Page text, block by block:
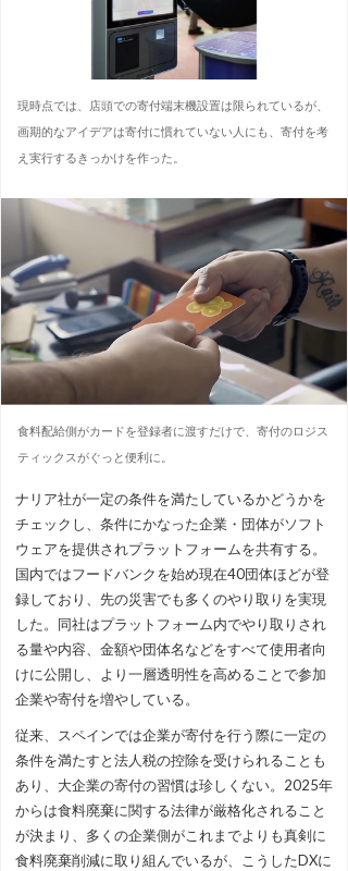
現時点では、店頭での寄付端末機設置は限られているが、
画期的なアイデアは寄付に慣れていない人にも、寄付を考
え実行するきっかけを作った。
食料配給側がカードを登録者に渡すだけで、寄付のロジス
ティックスがぐっと便利に。
ナリア社が一定の条件を満たしているかどうかを
チェックし、条件にかなった企業・団体がソフト
ウェアを提供されプラットフォームを共有する。
国内ではフードバンクを始め現在40団体ほどが登
録しており、先の災害でも多くのやり取りを実現
した。同社はプラットフォーム内でやり取りされ
る量や内容、金額や団体名などをすべて使用者向
けに公開し、より一層透明性を高めることで参加
企業や寄付を増やしている。
従来、スペインでは企業が寄付を行う際に一定の
条件を満たすと法人税の控除を受けられることも
あり、大企業の寄付の習慣は珍しくない。2025年
からは食料廃棄に関する法律が厳格化されること
が決まり、多くの企業側がこれまでよりも真剣に
食料廃棄削減に取り組んでいるが、こうしたDXに